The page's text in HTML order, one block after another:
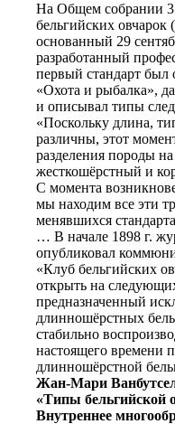
На Общем собрании 3
бельгийских овчарок
основанный 29
разработанный
первый стандарт был
«Охота и рыбалка»,
и описывал типы
«Поскольку длина,
различны, этот
разделения породы
жесткошёрстный и
С момента
мы находим все эти
менявшихся
… В начале 1898 г.
опубликовал
«Клуб бельгийских
открыть на
предназначенный
длинношёрстных
стабильно
настоящего времени
длинношёрстной
Жан-Мари
«Типы бельгийской
Внутреннее